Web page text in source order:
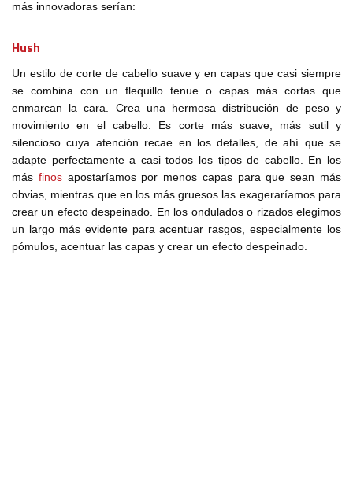
más innovadoras serían:
Hush
Un estilo de corte de cabello suave y en capas que casi siempre
se combina con un flequillo tenue o capas más cortas que
enmarcan la cara. Crea una hermosa distribución de peso y
movimiento en el cabello. Es corte más suave, más sutil y
silencioso cuya atención recae en los detalles, de ahí que se
adapte perfectamente a casi todos los tipos de cabello. En los
más finosapostaríamos por menos capas para que sean más
obvias, mientras que en los más gruesos las exageraríamos para
crear un efecto despeinado. En los ondulados o rizados elegimos
un largo más evidente para acentuar rasgos, especialmente los
pómulos, acentuar las capas y crear un efecto despeinado.